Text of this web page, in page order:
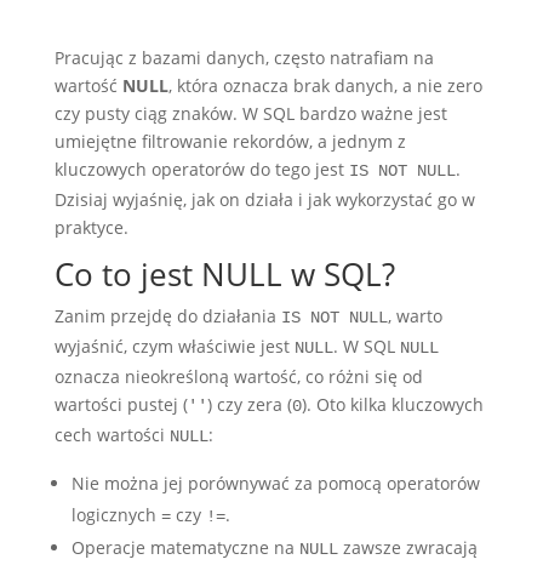
Pracując z bazami danych, często natrafiam na
wartość NULL, która oznacza brak danych, a nie zero
czy pusty ciąg znaków. W SQL bardzo ważne jest
umiejętne filtrowanie rekordów, a jednym z
kluczowych operatorów do tego jest IS NOT NULL.
Dzisiaj wyjaśnię, jak on działa i jak wykorzystać go w
praktyce.
Co to jest NULL w SQL?
Zanim przejdę do działania IS NOT NULL, warto
wyjaśnić, czym właściwie jest NULL. W SQL NULL
oznacza nieokreśloną wartość, co różni się od
wartości pustej ('') czy zera (0). Oto kilka kluczowych
cech wartości NULL:
Nie można jej porównywać za pomocą operatorów
logicznych =czy !=.
Operacje matematyczne na NULLzawsze zwracają